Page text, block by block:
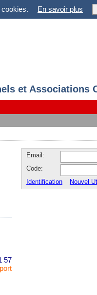
En savoir plus
et Associations
57
Email:
Code:
Identification
Nouvel